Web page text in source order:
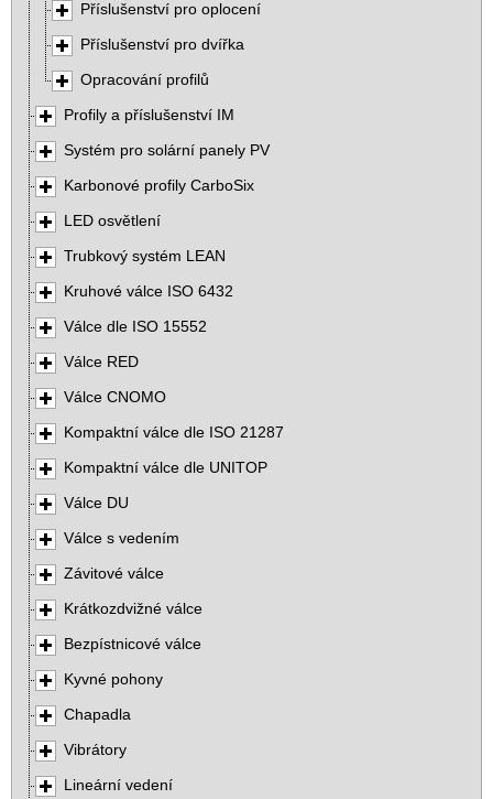
Příslušenství pro oplocení
Příslušenství pro dvířka
Opracování profilů
Profily a příslušenství IM
Systém pro solární panely PV
Karbonové profily CarboSix
LED osvětlení
Trubkový systém LEAN
Kruhové válce ISO 6432
Válce dle ISO 15552
Válce RED
Válce CNOMO
Kompaktní válce dle ISO 21287
Kompaktní válce dle UNITOP
Válce DU
Válce s vedením
Závitové válce
Krátkozdvižné válce
Bezpístnicové válce
Kyvné pohony
Chapadla
Vibrátory
Lineární vedení